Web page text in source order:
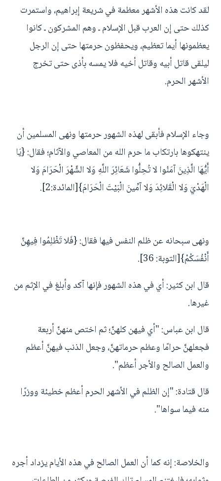
لقد كانت هذه الأشهر معظمة في شريعة إبراهيم، واستمرت
كذلك حتى إن العرب قبل الإسلام ـ وهم المشركون ـ كانوا
يعظمونها أيما تعظيم، ويحفظون حرمتها حتى إن الرجل
ليلقى قاتل أبيه وقاتل أخيه فلا يمسه بأذى حتى تخرج
الأشهر الحرم.
وجاء الإسلام فأبقى لهذه الشهور حرمتها ونهى المسلمين أن
ينتهكوها بارتكاب ما حرم الله من المعاصي والآثام؛ فقال: {يَا
أَيُّهَا الَّذِينَ آمَنُوا لا تُحِلُّوا شَعَائِرَ اللَّهِ وَلا الشَّهْرَ الْحَرَامَ وَلا
الْهَدْيَ وَلا الْقَلائِدَ وَلا آمِّينَ الْبَيْتَ الْحَرَامَ}[المائدة:2].
ونهى سبحانه عن ظلم النفس فيها فقال: {فَلا تَظْلِمُوا فِيهِنَّ
أَنْفُسَكُمْ}[التوبة: 36].
قال ابن كثير: أي في هذه الشهور فإنها آكد وأبلغ في الإثم من
غيرها.
قال ابن عباس: "أي فيهن كلهنَّ؛ ثم اختص منهنَّ أربعة
فجعلهنَّ حرامًا وعظم حرماتهنَّ، وجعل الذنب فيهنَّ أعظم
والعمل الصالح والأجر أعظم".
قال قتادة: "إن الظلم في الأشهر الحرم أعظم خطيئة ووزرًا
منه فيما سواها".
والخلاصة: إنه كما أن العمل الصالح في هذه الأيام يزداد أجره